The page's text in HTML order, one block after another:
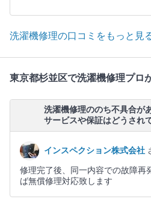
洗濯機修理の口コミをもっと見
東京都杉並区で洗濯機修理プロ
洗濯機修理ののち不具合が
サービスや保証はどうされ
インスペクション株式会社
修理完了後、同一内容での故障再
ば無償修理対応致します